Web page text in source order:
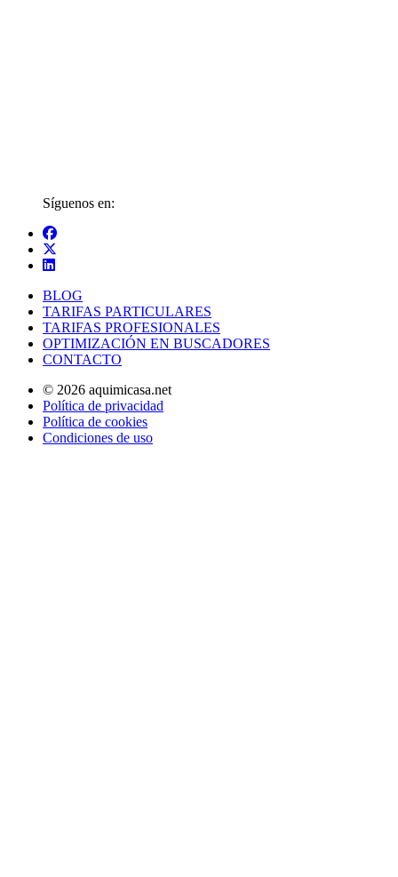
Síguenos en:
BLOG
TARIFAS PARTICULARES
TARIFAS PROFESIONALES
OPTIMIZACIÓN EN BUSCADORES
CONTACTO
© 2026 aquimicasa.net
Política de privacidad
Política de cookies
Condiciones de uso